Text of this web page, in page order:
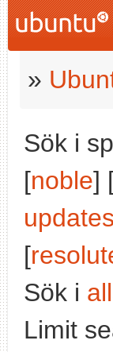
»
Sök i
[noble]
updates
[
Sök i
Limit